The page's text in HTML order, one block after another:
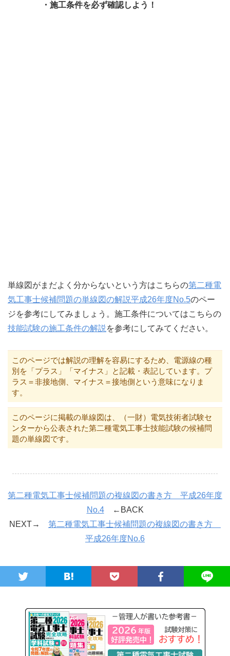
・施工条件を必ず確認しよう！
単線図がまだよく分からないという方はこちらの第二種電
気工事士候補問題の単線図の解説平成26年度No.5のペー
ジを参考にしてみましょう。施工条件についてはこちらの
技能試験の施工条件の解説 を参考にしてみてください。
このページでは解説の理解を容易にするため、電源線の種
別を「プラス」「マイナス」と記載・表記しています。プ
ラス＝非接地側、マイナス＝接地側という意味になりま
す。
このページに掲載の単線図は、（一財）電気技術者試験セ
ンターから公表された第二種電気工事士技能試験の候補問
題の単線図です。
第二種電気工事士候補問題の複線図の書き方 平成26年度
No.4←BACK
NEXT→ 第二種電気工事士候補問題の複線図の書き方
平成26年度No.6